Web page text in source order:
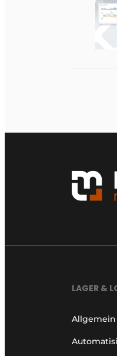
LAGER &
Allgemein